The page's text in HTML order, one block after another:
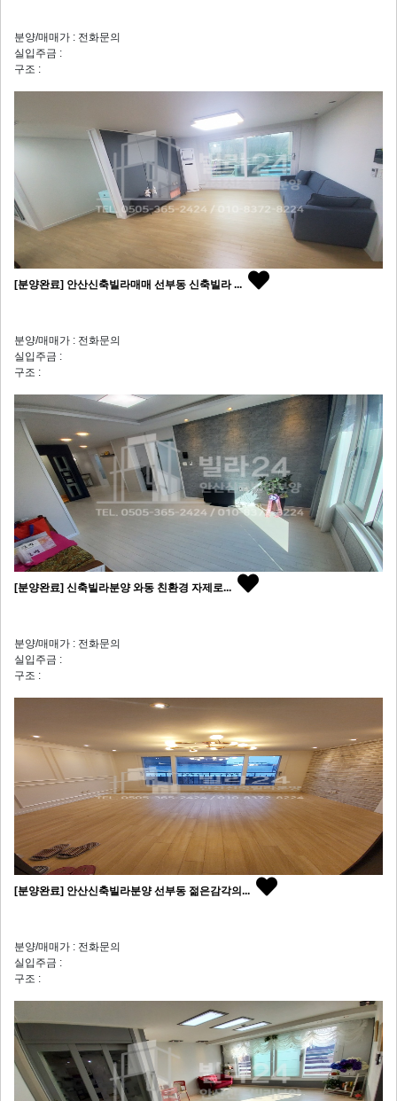
분양/매매가 : 전화문의
실입주금 :
구조 :
[분양완료] 안산신축빌라매매 선부동 신축빌라 ...
분양/매매가 : 전화문의
실입주금 :
구조 :
[분양완료] 신축빌라분양 와동 친환경 자제로...
분양/매매가 : 전화문의
실입주금 :
구조 :
[분양완료] 안산신축빌라분양 선부동 젊은감각의...
분양/매매가 : 전화문의
실입주금 :
구조 :